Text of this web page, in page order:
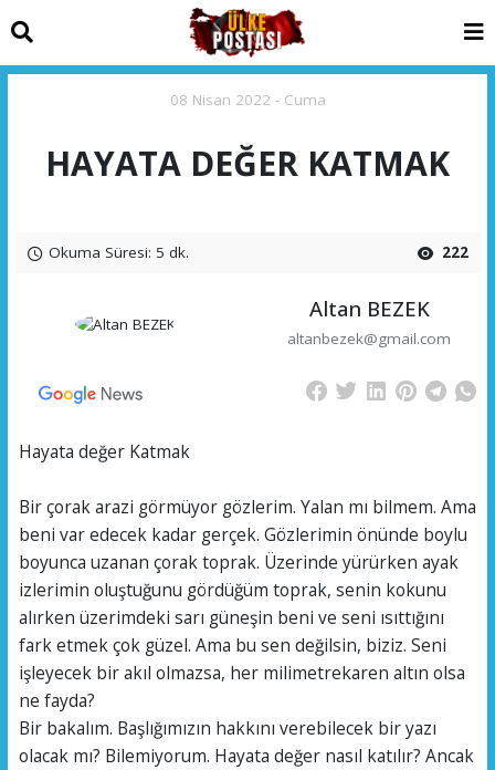
08 Nisan 2022 - Cuma
HAYATA DEĞER KATMAK
Okuma Süresi: 5 dk. 222
Altan BEZEK
altanbezek@gmail.com
Hayata değer Katmak
Bir çorak arazi görmüyor gözlerim. Yalan mı bilmem. Ama
beni var edecek kadar gerçek. Gözlerimin önünde boylu
boyunca uzanan çorak toprak. Üzerinde yürürken ayak
izlerimin oluştuğunu gördüğüm toprak, senin kokunu
alırken üzerimdeki sarı güneşin beni ve seni ısıttığını
fark etmek çok güzel. Ama bu sen değilsin, biziz. Seni
işleyecek bir akıl olmazsa, her milimetrekaren altın olsa
ne fayda?
Bir bakalım. Başlığımızın hakkını verebilecek bir yazı
olacak mı? Bilemiyorum. Hayata değer nasıl katılır? Ancak